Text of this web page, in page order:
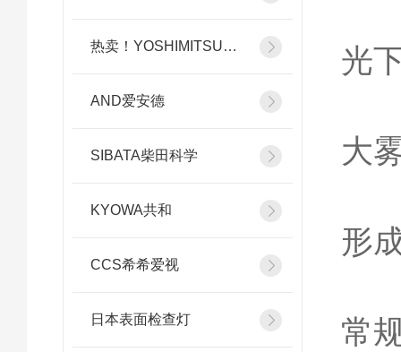
热卖！YOSHIMITSU小平
AND爱安德
SIBATA柴田科学
KYOWA共和
CCS希希爱视
日本表面检查灯
光
大
形
常